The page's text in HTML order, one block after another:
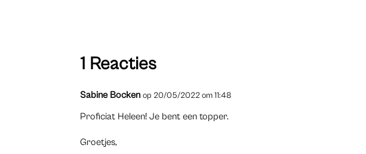
1 Reacties
Sabine Bocken op 20/05/2022 om 11:48
Proficiat Heleen! Je bent een topper.
Groetjes,